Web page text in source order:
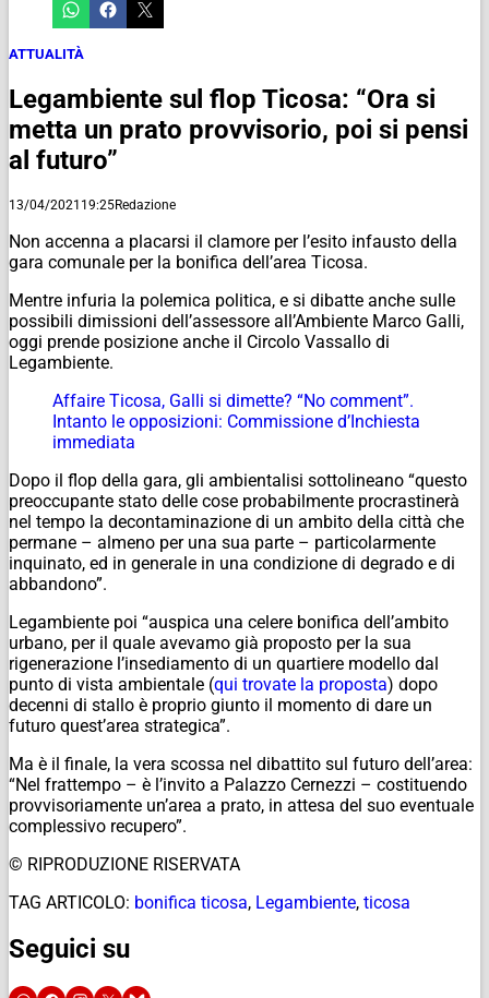
ATTUALITÀ
Legambiente sul flop Ticosa: “Ora si
metta un prato provvisorio, poi si pensi
al futuro”
13/04/2021 19:25Redazione
Non accenna a placarsi il clamore per l’esito infausto della
gara comunale per la bonifica dell’area Ticosa.
Mentre infuria la polemica politica, e si dibatte anche sulle
possibili dimissioni dell’assessore all’Ambiente Marco Galli,
oggi prende posizione anche il Circolo Vassallo di
Legambiente.
Affaire Ticosa, Galli si dimette? “No comment”.
Intanto le opposizioni: Commissione d’Inchiesta
immediata
Dopo il flop della gara, gli ambientalisi sottolineano “questo
preoccupante stato delle cose probabilmente procrastinerà
nel tempo la decontaminazione di un ambito della città che
permane – almeno per una sua parte – particolarmente
inquinato, ed in generale in una condizione di degrado e di
abbandono”.
Legambiente poi “auspica una celere bonifica dell’ambito
urbano, per il quale avevamo già proposto per la sua
rigenerazione l’insediamento di un quartiere modello dal
punto di vista ambientale (qui trovate la proposta) dopo
decenni di stallo è proprio giunto il momento di dare un
futuro quest’area strategica”.
Ma è il finale, la vera scossa nel dibattito sul futuro dell’area:
“Nel frattempo – è l’invito a Palazzo Cernezzi – costituendo
provvisoriamente un’area a prato, in attesa del suo eventuale
complessivo recupero”.
© RIPRODUZIONE RISERVATA
TAG ARTICOLO: bonifica ticosa, Legambiente, ticosa
Seguici su